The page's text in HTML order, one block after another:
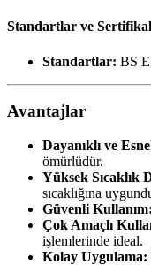
Standartlar ve
Standartlar: BS
Avantajlar
Dayanıklı ve
ömürlüdür.
Yüksek Sıcaklık
sıcaklığına
Güvenli Kullanım:
Çok Amaçlı
işlemlerinde ideal.
Kolay Uygulama: